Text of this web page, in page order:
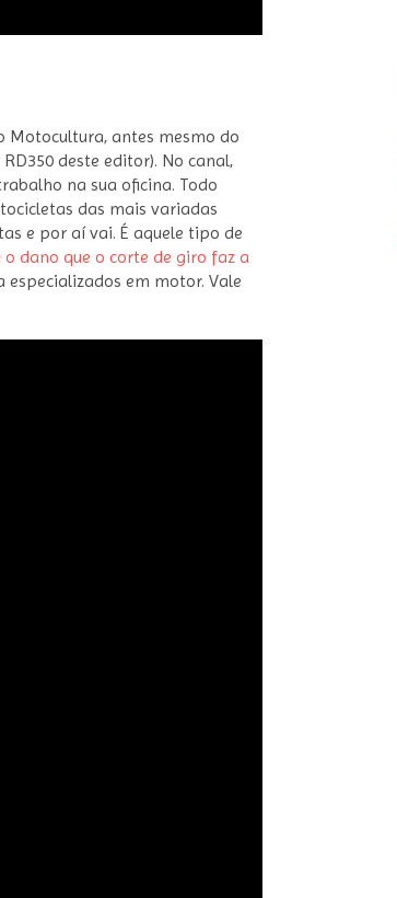
Motocultura, antes mesmo do
deste editor). No canal,
na sua oficina. Todo
das mais variadas
e por aí vai. É aquele tipo de
o dano que o corte de giro faz a
especializados em motor. Vale